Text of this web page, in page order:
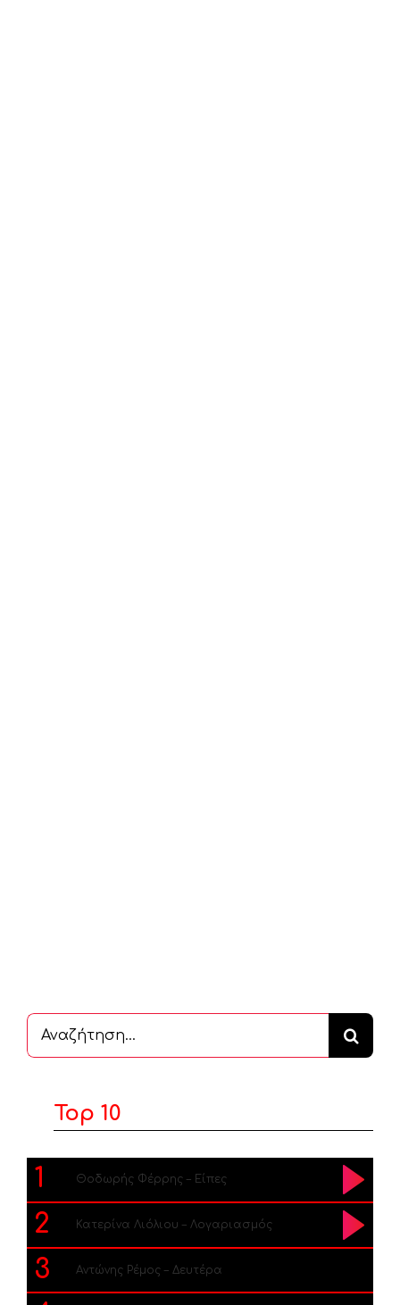
Αναζήτηση
...
Top 10
1 Θοδωρής Φέρρης – Είπες
2 Κατερίνα Λιόλιου – Λογαριασμός
3 Αντώνης Ρέμος – Δευτέρα